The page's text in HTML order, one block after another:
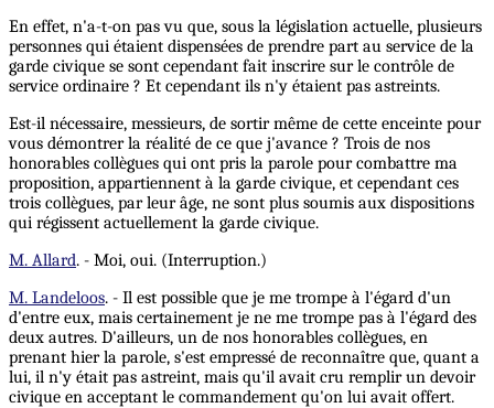
En effet, n'a-t-on pas vu que, sous la législation actuelle, plusieurs
personnes qui étaient dispensées de prendre part au service de la
garde civique se sont cependant fait inscrire sur le contrôle de
service ordinaire ? Et cependant ils n'y étaient pas astreints.
Est-il nécessaire, messieurs, de sortir même de cette enceinte pour
vous démontrer la réalité de ce que j'avance ? Trois de nos
honorables collègues qui ont pris la parole pour combattre ma
proposition, appartiennent à la garde civique, et cependant ces
trois collègues, par leur âge, ne sont plus soumis aux dispositions
qui régissent actuellement la garde civique.
M. Allard. - Moi, oui. (Interruption.)
M. Landeloos. - Il est possible que je me trompe à l'égard d'un
d'entre eux, mais certainement je ne me trompe pas à l'égard des
deux autres. D'ailleurs, un de nos honorables collègues, en
prenant hier la parole, s'est empressé de reconnaître que, quant a
lui, il n'y était pas astreint, mais qu'il avait cru remplir un devoir
civique en acceptant le commandement qu'on lui avait offert.